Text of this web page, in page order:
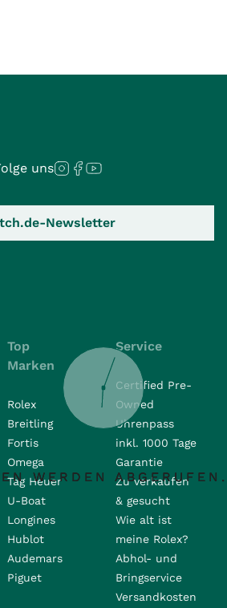
WERDEN
WERDEN
uns
Newsletter
Top
Marken
Rolex
Breitling
Fortis
Omega
Tag Heuer
U-Boat
Longines
Hublot
Audemars
Piguet
Service
Certified Pre-
Owned
Uhrenpass
inkl. 1000 Tage
Garantie
Zu verkaufen
& gesucht
Wie alt ist
meine Rolex?
Abhol- und
Bringservice
Versandkosten
WERDEN